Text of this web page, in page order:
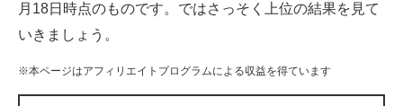
企業ITのトレンドを詳説
月18日時点のものです。ではさっそく上位の結果を見て
いきましょう。
※本ページはアフィリエイトプログラムによる収益を得ています